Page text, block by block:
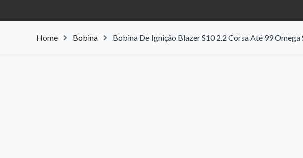
Home Bobina Bobina De Ignição Blazer S10 2.2 Corsa Até 99 Omega